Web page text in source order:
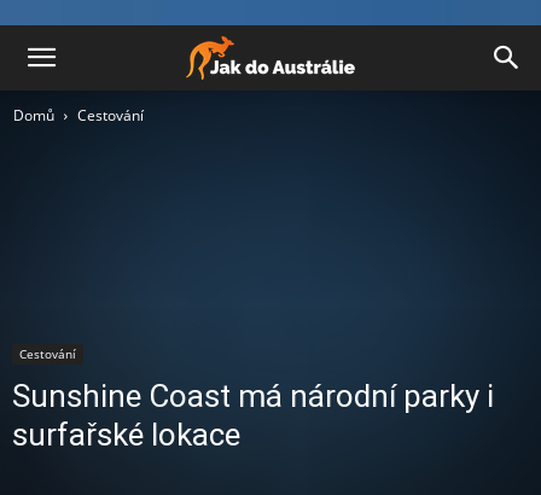
Domů Cestování
Cestování
Sunshine Coast má národní parky i
surfařské lokace